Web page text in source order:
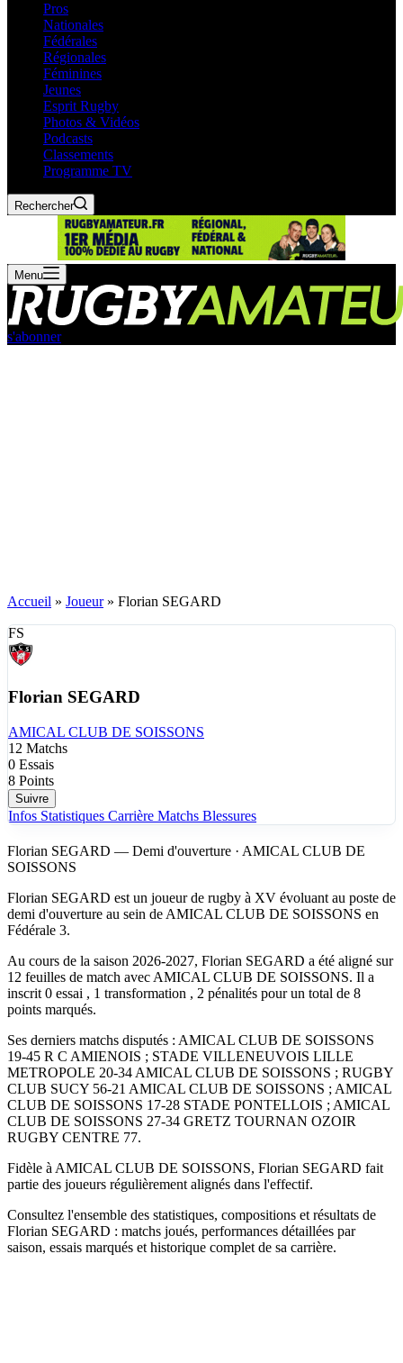
Pros
Nationales
Fédérales
Régionales
Féminines
Jeunes
Esprit Rugby
Photos & Vidéos
Podcasts
Classements
Programme TV
Rechercher
Menu
s'abonner
Accueil » Joueur» Florian SEGARD
FS
Florian SEGARD
AMICAL CLUB DE SOISSONS
12 Matchs
0 Essais
8 Points
Suivre
Infos Statistiques Carrière Matchs Blessures
Florian SEGARD — Demi d'ouverture · AMICAL CLUB DE
SOISSONS
Florian SEGARD est un joueur de rugby à XV évoluant au poste de
demi d'ouverture au sein de AMICAL CLUB DE SOISSONS en
Fédérale 3.
Au cours de la saison 2026-2027, Florian SEGARD a été aligné sur
12 feuilles de match avec AMICAL CLUB DE SOISSONS. Il a
inscrit 0 essai , 1 transformation , 2 pénalités pour un total de 8
points marqués.
Ses derniers matchs disputés : AMICAL CLUB DE SOISSONS
19-45 R C AMIENOIS ; STADE VILLENEUVOIS LILLE
METROPOLE 20-34 AMICAL CLUB DE SOISSONS ; RUGBY
CLUB SUCY 56-21 AMICAL CLUB DE SOISSONS ; AMICAL
CLUB DE SOISSONS 17-28 STADE PONTELLOIS ; AMICAL
CLUB DE SOISSONS 27-34 GRETZ TOURNAN OZOIR
RUGBY CENTRE 77.
Fidèle à AMICAL CLUB DE SOISSONS, Florian SEGARD fait
partie des joueurs régulièrement alignés dans l'effectif.
Consultez l'ensemble des statistiques, compositions et résultats de
Florian SEGARD : matchs joués, performances détaillées par
saison, essais marqués et historique complet de sa carrière.